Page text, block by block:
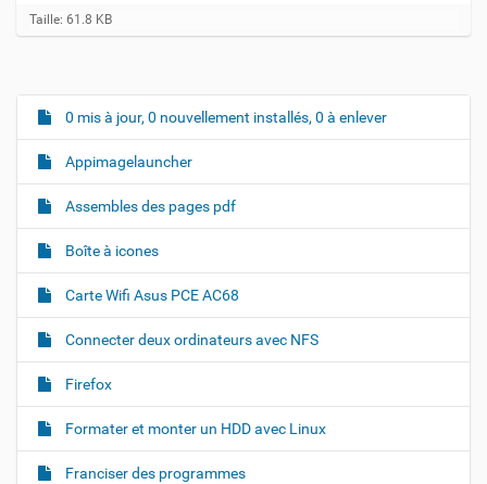
C
l
u
u
r
'
m
e
Taille: 61.8 KB
N
a
v
g
a
t
i
o
n
0 mis à jour, 0 nouvellement installés, 0 à enlever
Appimagelauncher
Assembles des pages pdf
Boîte à icones
Carte Wifi Asus PCE AC68
Connecter deux ordinateurs avec NFS
Firefox
Formater et monter un HDD avec Linux
Franciser des programmes